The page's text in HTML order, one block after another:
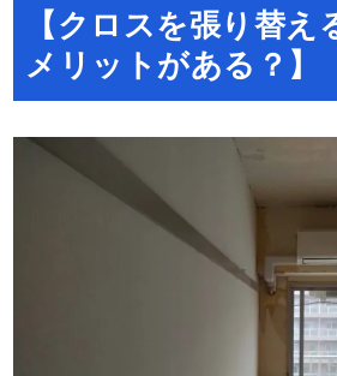
【クロスを張り替え
メリットがある？】